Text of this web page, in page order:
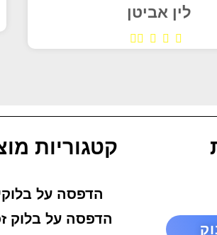
לין אביטן
קטגוריות
הדפסה על
הדפסה על בלוק